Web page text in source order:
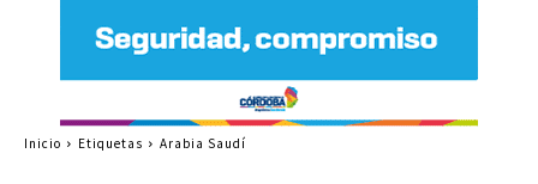
Inicio Etiquetas Arabia Saudí